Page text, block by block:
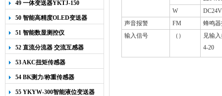
49 一体变送器YKTJ-150
50 智能高精度OLED变送器
YK-218
51 智能数显测控仪
52 直流分流器 交流互感器
53 AKC扭矩传感器
54 BK测力/称重传感器
55 YKYW-300智能液位变送器
W
DC24V
声音报警
FM
蜂鸣
输入信号
（）
见输
4-20